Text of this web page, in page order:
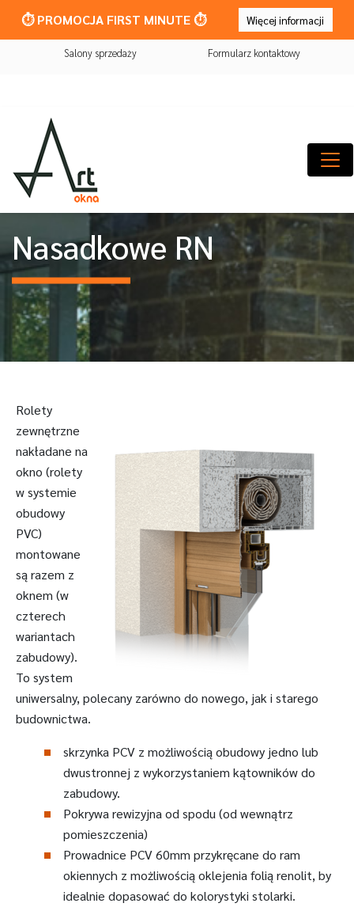
⏱️ PROMOCJA FIRST MINUTE ⏱️ Więcej informacji
Salony sprzedaży Formularz kontaktowy
Nasadkowe RN
Rolety
zewnętrzne
nakładane na
okno (rolety
w systemie
obudowy
PVC)
montowane
są razem z
oknem (w
czterech
wariantach
zabudowy).
To system
uniwersalny, polecany zarówno do nowego, jak i starego
budownictwa.
skrzynka PCV z możliwością obudowy jedno lub
dwustronnej z wykorzystaniem kątowników do
zabudowy.
Pokrywa rewizyjna od spodu (od wewnątrz
pomieszczenia)
Prowadnice PCV 60mm przykręcane do ram
okiennych z możliwością oklejenia folią renolit, by
idealnie dopasować do kolorystyki stolarki.